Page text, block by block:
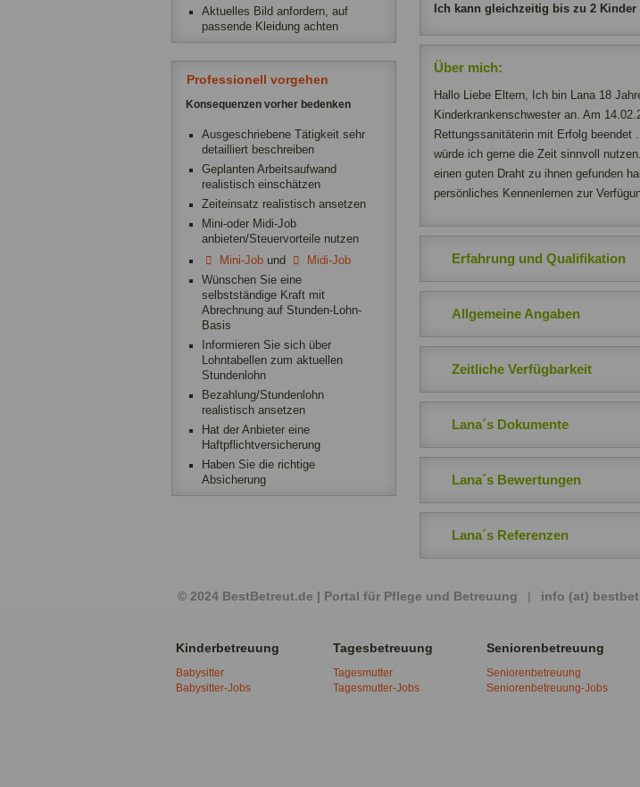
Aktuelles Bild anfordern, auf
passende Kleidung achten
Professionell vorgehen
Konsequenzen vorher bedenken
Ausgeschriebene Tätigkeit sehr
detailliert beschreiben
Geplanten Arbeitsaufwand
realistisch einschätzen
Zeiteinsatz realistisch ansetzen
Mini-oder Midi-Job
anbieten/Steuervorteile nutzen
Mini-Jobund
Midi-Job
Wünschen Sie eine
selbstständige Kraft mit
Abrechnung auf Stunden-Lohn-
Basis
Informieren Sie sich über
Lohntabellen zum aktuellen
Stundenlohn
Bezahlung/Stundenlohn
realistisch ansetzen
Hat der Anbieter eine
Haftpflichtversicherung
Haben Sie die richtige
Absicherung
Ich kann gleichzeitig bis zu 2 Kinder
Über mich:
Hallo Liebe Eltern, Ich bin Lana 18
Kinderkrankenschwester an. Am
Rettungssanitäterin mit Erfolg beendet
würde ich gerne die Zeit sinnvoll
einen guten Draht zu ihnen gefunden
persönliches Kennenlernen zur
Erfahrung und Qualifikation
Allgemeine Angaben
Zeitliche Verfügbarkeit
Lana´s Dokumente
Lana´s Bewertungen
Lana´s Referenzen
© 2024 BestBetreut.de | Portal für Pflege und Betreuung | info (at)
Kinderbetreuung
Babysitter
Babysitter-Jobs
Tagesbetreuung
Tagesmutter
Tagesmutter-Jobs
Seniorenbetreuung
Seniorenbetreuung
Seniorenbetreuung-Jobs